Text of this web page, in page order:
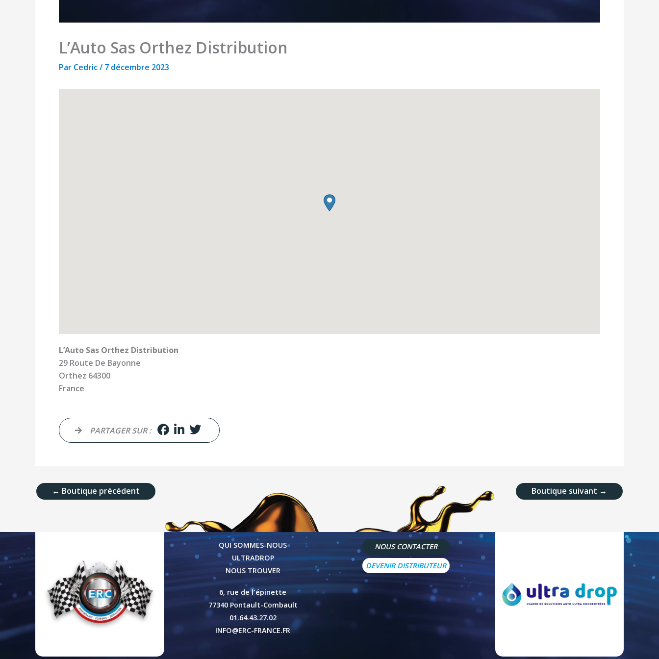
L’Auto Sas Orthez Distribution
Par Cedric/ 7 décembre 2023
L’Auto Sas Orthez Distribution
29 Route De Bayonne
Orthez 64300
France
PARTAGER SUR :
← Boutique précédent Boutique suivant →
QUI SOMMES-NOUS
ULTRADROP
NOUS TROUVER
6, rue de l'épinette
77340 Pontault-Combault
01.64.43.27.02
INFO@ERC-FRANCE.FR
NOUS CONTACTER
DEVENIR DISTRIBUTEUR